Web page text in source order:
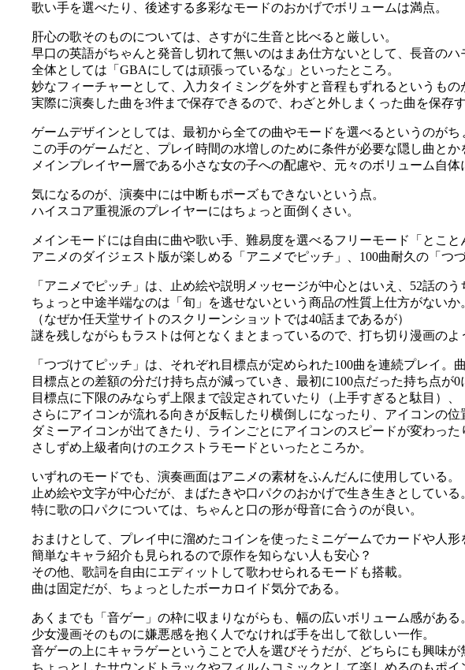
歌い手を選べたり、後述する多彩なモードのおかげでボリュームは満点。
肝心の歌そのものについては、さすがに生音と比べると厳しい。
早口の英語がちゃんと発音し切れて無いのはまあ仕方ないとして、長音のハ
全体としては「GBAにしては頑張っているな」といったところ。
妙なフィーチャーとして、入力タイミングを外すと音程もずれるというもの
実際に演奏した曲を3件まで保存できるので、わざと外しまくった曲を保存
ゲームデザインとしては、最初から全ての曲やモードを選べるというのがち
この手のゲームだと、プレイ時間の水増しのために条件が必要な隠し曲とか
メインプレイヤー層である小さな女の子への配慮や、元々のボリューム自体
気になるのが、演奏中には中断もポーズもできないという点。
ハイスコア重視派のプレイヤーにはちょっと面倒くさい。
メインモードには自由に曲や歌い手、難易度を選べるフリーモード「とこと
アニメのダイジェスト版が楽しめる「アニメでピッチ」、100曲耐久の「つ
「アニメでピッチ」は、止め絵や説明メッセージが中心とはいえ、52話の
ちょっと中途半端なのは「旬」を逃せないという商品の性質上仕方がないか
（なぜか任天堂サイトのスクリーンショットでは40話まであるが）
謎を残しながらもラストは何となくまとまっているので、打ち切り漫画のよ
「つづけてピッチ」は、それぞれ目標点が定められた100曲を連続プレイ。
目標点との差額の分だけ持ち点が減っていき、最初に100点だった持ち点が0
目標点に下限のみならず上限まで設定されていたり（上手すぎると駄目）、
さらにアイコンが流れる向きが反転したり横倒しになったり、アイコンの位
ダミーアイコンが出てきたり、ラインごとにアイコンのスピードが変わった
さしずめ上級者向けのエクストラモードといったところか。
いずれのモードでも、演奏画面はアニメの素材をふんだんに使用している。
止め絵や文字が中心だが、まばたきや口パクのおかげで生き生きとしている
特に歌の口パクについては、ちゃんと口の形が母音に合うのが良い。
おまけとして、プレイ中に溜めたコインを使ったミニゲームでカードや人形
簡単なキャラ紹介も見られるので原作を知らない人も安心？
その他、歌詞を自由にエディットして歌わせられるモードも搭載。
曲は固定だが、ちょっとしたボーカロイド気分である。
あくまでも「音ゲー」の枠に収まりながらも、幅の広いボリューム感がある
少女漫画そのものに嫌悪感を抱く人でなければ手を出して欲しい一作。
音ゲーの上にキャラゲーということで人を選びそうだが、どちらにも興味が